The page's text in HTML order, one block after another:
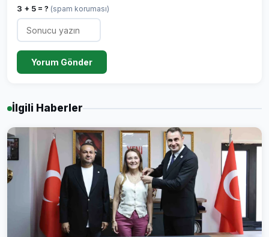
3 + 5 = ? (spam koruması)
Yorum Gönder
İlgili Haberler